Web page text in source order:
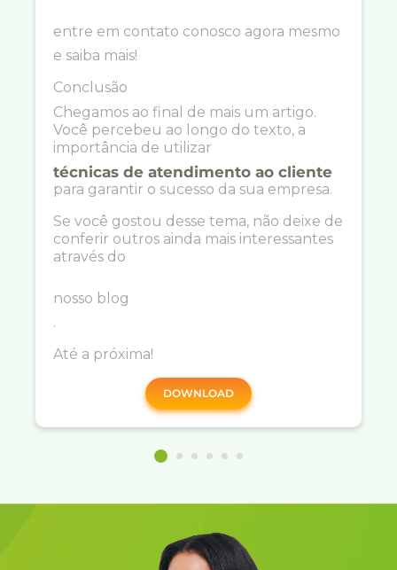
entre em contato conosco agora mesmo
e saiba mais!
Conclusão
Chegamos ao final de mais um artigo.
Você percebeu ao longo do texto, a
importância de utilizar
técnicas de atendimento ao cliente
para garantir o sucesso da sua empresa.
Se você gostou desse tema, não deixe de
conferir outros ainda mais interessantes
através do
nosso blog
.
Até a próxima!
DOWNLOAD